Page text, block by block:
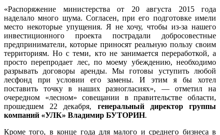
«Распоряжение министерства от 20 августа 2015 года
наделало много шума. Согласен, при его подготовке имели
место некоторые упущения. Я не хочу, чтобы из-за нашего
инвестиционного проекта пострадали добросовестные
предприниматели, которые приносят реальную пользу своим
территориям. Но с теми, кто не занимается переработкой, а
просто перепродает лес, по моему убеждению, необходимо
разрывать договоры аренды. Мы готовы уступить любой
лесфонд при условии его замены. И этим я бы хотел
поставить точку в наших разногласиях», — отметил на
очередном «лесном» совещании в правительстве области,
прошедшем 22 декабря, генеральный директор группы
компаний «УЛК» Владимир БУТОРИН.
Кроме того, в конце года для малого и среднего бизнеса в